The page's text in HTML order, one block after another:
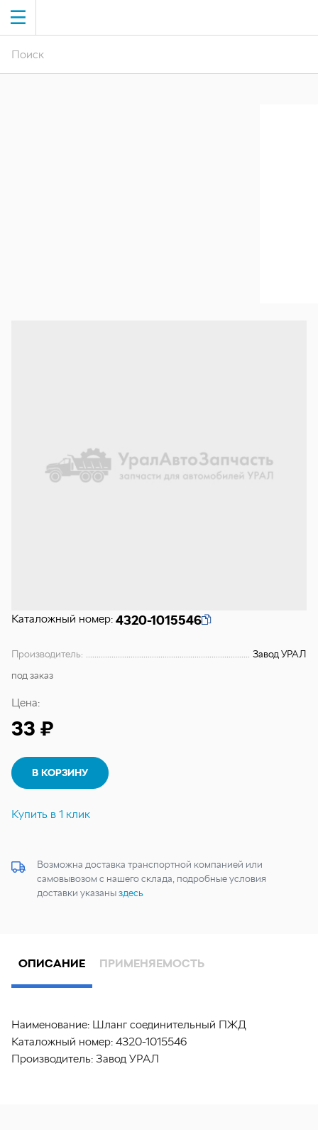
Каталожный номер: 4320-1015546
Производитель:
Завод УРАЛ
под заказ
Цена:
33 ₽
В КОРЗИНУ
Купить в 1 клик
Возможна доставка транспортной компанией или
самовывозом с нашего склада, подробные условия
доставки указаныздесь
ОПИСАНИЕ ПРИМЕНЯЕМОСТЬ
Наименование: Шланг соединительный ПЖД
Каталожный номер: 4320-1015546
Производитель: Завод УРАЛ